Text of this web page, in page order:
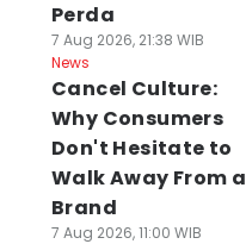
Perda
7 Aug 2026, 21:38 WIB
News
Cancel Culture:
Why Consumers
Don't Hesitate to
Walk Away From a
Brand
7 Aug 2026, 11:00 WIB